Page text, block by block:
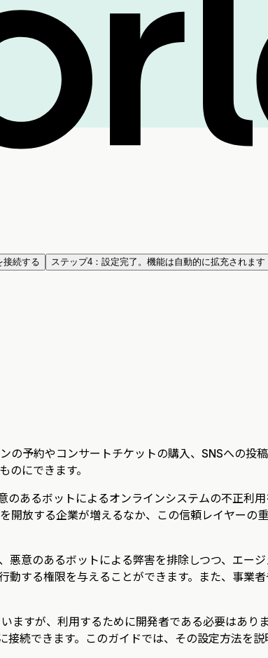
接続する
ステップ4：設定完了。機能は自動的に拡充されます
予約やコンサートチケットの購入、SNSへの投
のにできます。
あるボットによるオンラインシステムの不正利
放する企業が増えるなか、この信頼レイヤーの
意のあるボットによる弊害を排除しつつ、エー
する権限を与えることができます。また、事業者
すが、利用するために開発者である必要はありま
接続できます。このガイドでは、その設定方法を